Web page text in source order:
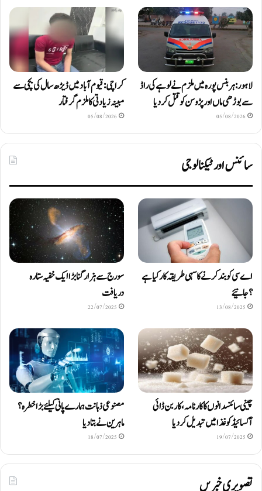
لاہور: ہربنس پورہ میں ملزم نے لوہے کی راڈ
سے بوڑھی ماں اور پڑوسن کو قتل کر دیا
05/08/2026
کراچی: قیوم آباد میں ڈیڑھ سال کی بچی سے
مبینہ زیادتی کا ملزم گرفتار
05/08/2026
سائنس اور ٹیکنالوجی
اے سی کو بند کرنے کا سہی طریقہ کار کیا ہے
؟ جانیئے
13/08/2025
سورج سے ہزار گنا بڑا ایک خفیہ ستارہ
دریافت
22/07/2025
چینی سائنسدانوں کا کارنامہ، کاربن ڈائی
آکسائیڈ کو غذا میں تبدیل کردیا
19/07/2025
مصنوعی ذہانت ہمارے پانی کیلئے بڑا خطرہ؟
ماہرین نے بتا دیا
18/07/2025
تصویری خبریں